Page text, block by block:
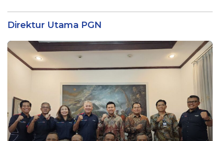
Direktur Utama PGN